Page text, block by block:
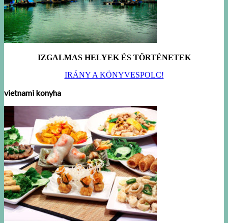
IZGALMAS HELYEK ÉS TÖRTÉNETEK
IRÁNY A KÖNYVESPOLC!
vietnami konyha